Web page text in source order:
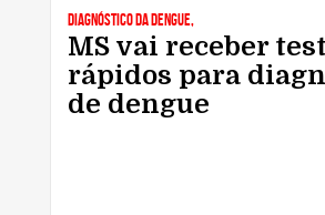
Diagnóstico da Dengue,
MS vai receber
rápidos para
de dengue